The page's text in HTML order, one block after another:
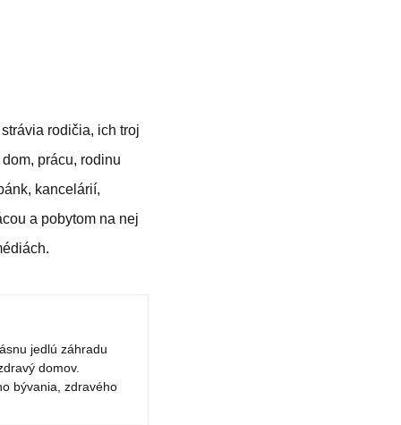
rodičia, ich troj
prácu, rodinu
kancelárií,
a pobytom na nej
jedlú záhradu
domov.
bývania, zdravého